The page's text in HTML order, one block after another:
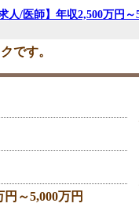
人/医師】年収2,500万円～
です。
円～5,000万円